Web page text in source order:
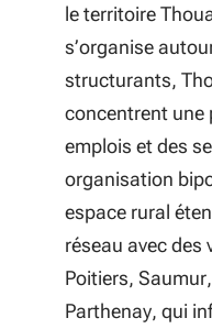
le territoire
s’organise
structurants,
concentrent une
emplois et des
organisation
espace rural
réseau avec des
Poitiers,
Parthenay, qui